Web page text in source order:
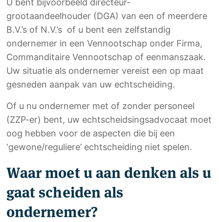
grootaandeelhouder (DGA) van een of meerdere
B.V.’s of N.V.’s of u bent een zelfstandig
ondernemer in een Vennootschap onder Firma,
Commanditaire Vennootschap of eenmanszaak.
Uw situatie als ondernemer vereist een op maat
gesneden aanpak van uw echtscheiding.
Of u nu ondernemer met of zonder personeel
(ZZP-er) bent, uw echtscheidsingsadvocaat moet
oog hebben voor de aspecten die bij een
‘gewone/reguliere’ echtscheiding niet spelen.
Waar moet u aan denken als u
gaat scheiden als
ondernemer?